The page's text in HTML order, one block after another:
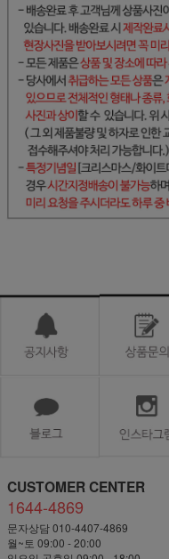
CUSTOMER CENTER
1644-4869
문자상담 010-4407-4869
월~토 09:00 - 20:00